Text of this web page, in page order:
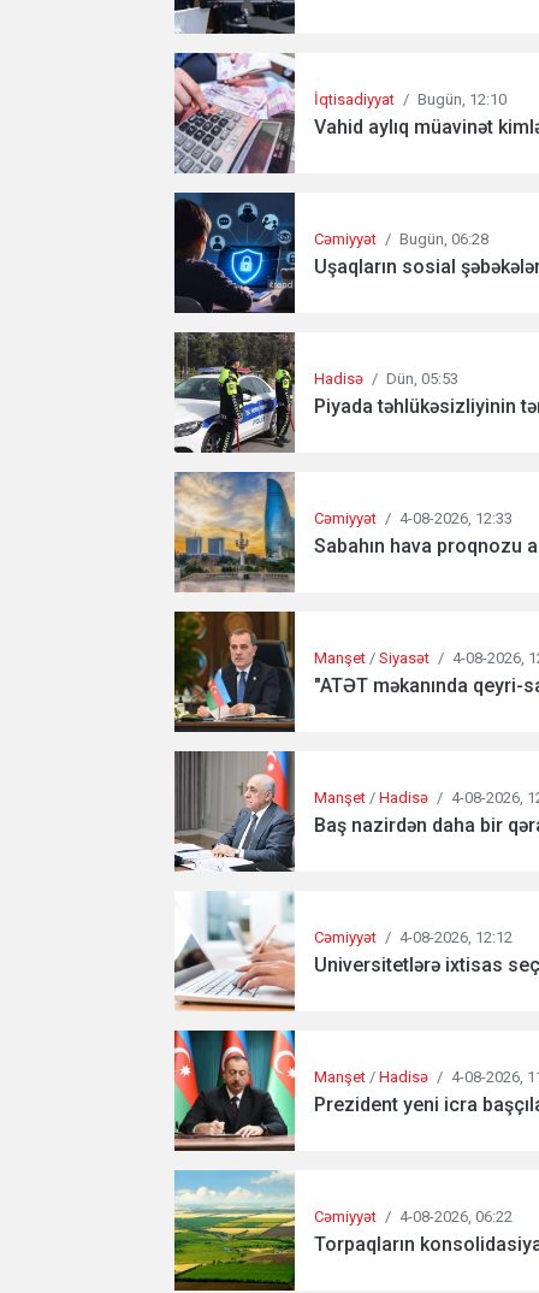
İqtisadiyyat / Bugün, 12:10
Vahid aylıq müavinət
Cəmiyyət / Bugün, 06:28
Uşaqların sosial
Hadisə / Dün, 05:53
Piyada təhlükəsizliyinin
Cəmiyyət / 4-08-2026, 12:33
Sabahın hava proqnozu
Manşet / Siyasət / 4-08-2026,
"ATƏT məkanında qeyri-
Manşet / Hadisə / 4-08-2026,
Baş nazirdən daha bir
Cəmiyyət / 4-08-2026, 12:12
Universitetlərə ixtisas
Manşet / Hadisə / 4-08-2026,
Prezident yeni icra
Cəmiyyət / 4-08-2026, 06:22
Torpaqların